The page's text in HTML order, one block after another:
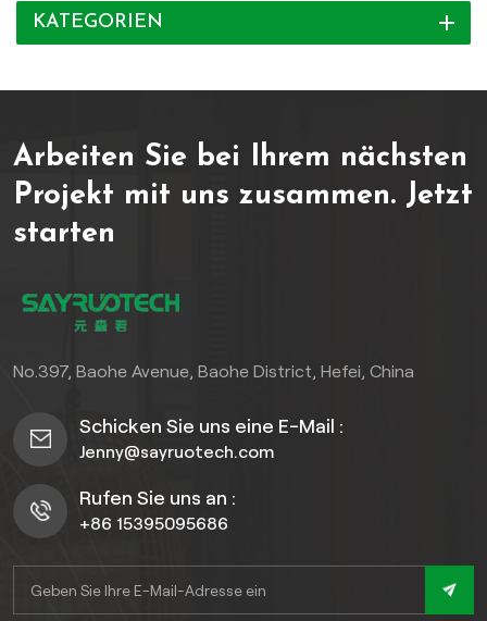
maximale UV-Beständigkeit.
Diese fortschrittliche
kompromisslose Barriere
gegen Farbverblassung,
Sprödigkeit und
Umweltbelastungen. Streng
starken Windverhältnissen
bietet es auch in extremen
Klimazonen eine
Jede Komponente ist auf
vertrauenswürdige Quellen
zurückzuführen: DuPont™
Pigmente, US/deutsche
Farbstoffe und zertifiziertes
PVC-Harz. Unterstützt
durch eine 25 Jahre
eingeschränkte Garantie
KATEGORIEN
Arbeiten Sie bei Ihrem nächsten
Projekt mit uns zusammen. Jetzt
starten
No.397, Baohe Avenue, Baohe District, Hefei, China
Schicken Sie uns eine E-Mail :
Jenny@sayruotech.com
Rufen Sie uns an :
+86 15395095686